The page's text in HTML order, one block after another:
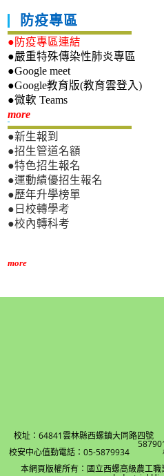
防疫專區
●防疫專區連結
●嚴重特殊傳染性肺炎專區
●Google meet
●Google教育版(教育雲登入)
●微軟 Teams
more新生專區
●新生報到
●招生管道名額
●特色招生報名
●運動績優招生報名
●歷年升學榜單
●日校轉學考
●校內轉科考
more
校址：64841雲林縣西螺鎮大同路
校安中心值勤電話：05-5879934 校
本網頁版權所有：國立西螺高級農工